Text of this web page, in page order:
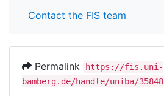
Contact the FIS team
Permalink
https://fis.uni-
bamberg.de/handle/uniba/35848